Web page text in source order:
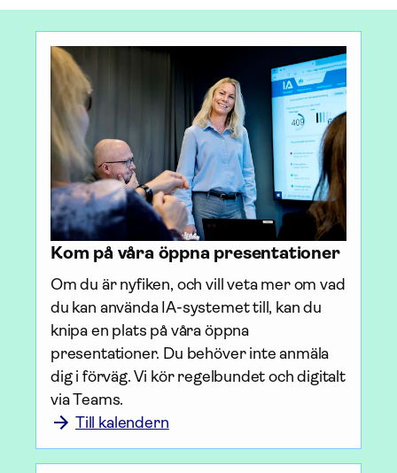
Kom på våra öppna presentationer
Om du är nyfiken, och vill veta mer om vad
du kan använda IA-systemet till, kan du
knipa en plats på våra öppna
presentationer. Du behöver inte anmäla
dig i förväg. Vi kör regelbundet och digitalt
via Teams.
Till kalendern